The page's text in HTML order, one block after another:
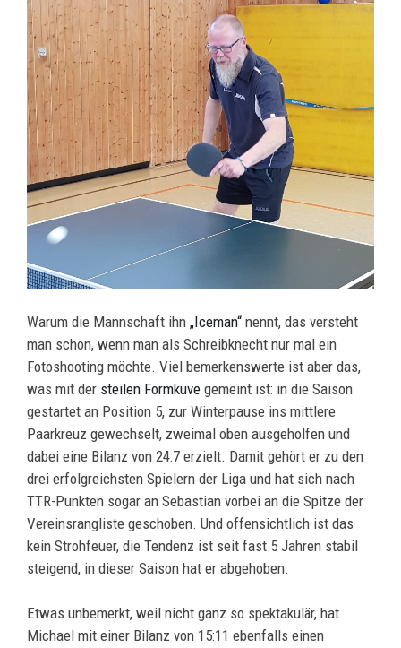
Warum die Mannschaft ihn „Iceman“ nennt, das versteht
man schon, wenn man als Schreibknecht nur mal ein
Fotoshooting möchte. Viel bemerkenswerte ist aber das,
was mit der steilen Formkuve gemeint ist: in die Saison
gestartet an Position 5, zur Winterpause ins mittlere
Paarkreuz gewechselt, zweimal oben ausgeholfen und
dabei eine Bilanz von 24:7 erzielt. Damit gehört er zu den
drei erfolgreichsten Spielern der Liga und hat sich nach
TTR-Punkten sogar an Sebastian vorbei an die Spitze der
Vereinsrangliste geschoben. Und offensichtlich ist das
kein Strohfeuer, die Tendenz ist seit fast 5 Jahren stabil
steigend, in dieser Saison hat er abgehoben.
Etwas unbemerkt, weil nicht ganz so spektakulär, hat
Michael mit einer Bilanz von 15:11 ebenfalls einen